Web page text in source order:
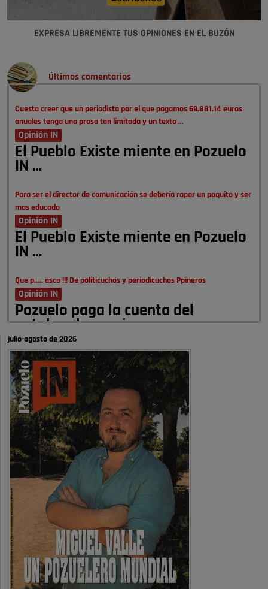
EXPRESA LIBREMENTE TUS OPINIONES EN EL BUZÓN
Últimos comentarios
Cuesta creer que un periodista por el que pagamos 69.881,14 euros
anuales tenga una prosa tan limitada y un texto …
Opinión IN
El Pueblo Existe miente en Pozuelo
IN …
Para ser el director de comunicación se debería rapar un poquito y ser
mas educado
Opinión IN
El Pueblo Existe miente en Pozuelo
IN …
Que p..... asco !!! De politicuchos y periodicuchos Ppineros
Opinión IN
Pozuelo paga la cuenta del
autobombo: casi …
Señora Alcaldesa Ud no ha vivido nunca en Pozuelo , pero yo si desde
hace más de 60 años , …
Pozuelo de Alarcón
Quejas por el deterioro de la
limpieza …
A ver si es posible que haya vivienda para familias con hijos y no
solamente jóvenes que no es tan …
Pozuelo de Alarcón
Pozuelo desbloquea
definitivamente Huerta Grande: las
obras …
Donde pueden inscribirse las personas empadronados en Pozuelo para
la vivienda asequible .
Pozuelo de Alarcón
Pozuelo desbloquea
julio-agosto de 2026